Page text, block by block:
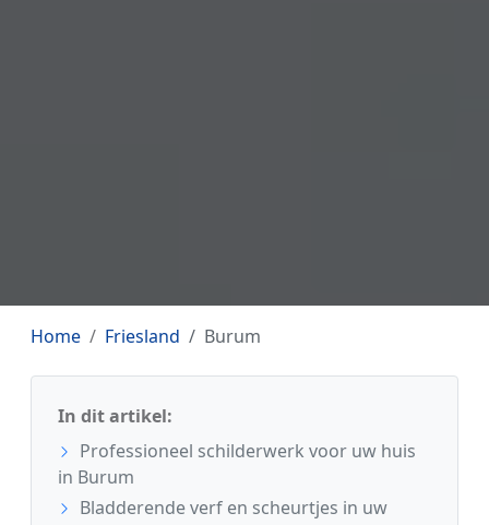
Home Friesland Burum
In dit artikel:
Professioneel schilderwerk voor uw huis
in Burum
Bladderende verf en scheurtjes in uw